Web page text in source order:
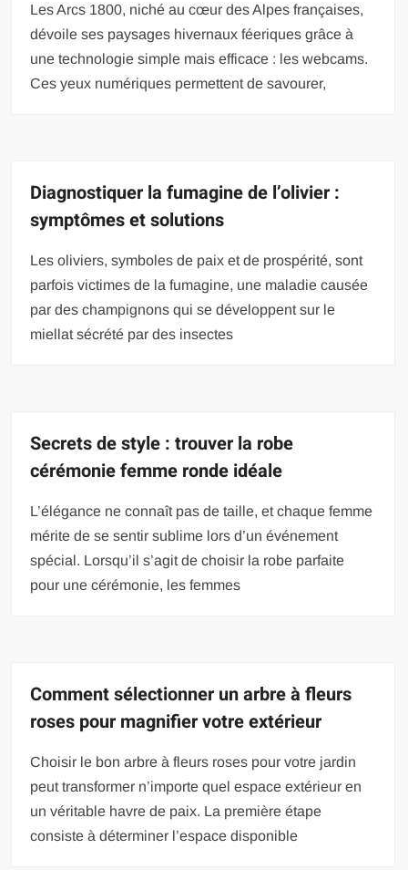
Les Arcs 1800, niché au cœur des Alpes françaises,
dévoile ses paysages hivernaux féeriques grâce à
une technologie simple mais efficace : les webcams.
Ces yeux numériques permettent de savourer,
Diagnostiquer la fumagine de l’olivier :
symptômes et solutions
Les oliviers, symboles de paix et de prospérité, sont
parfois victimes de la fumagine, une maladie causée
par des champignons qui se développent sur le
miellat sécrété par des insectes
Secrets de style : trouver la robe
cérémonie femme ronde idéale
L’élégance ne connaît pas de taille, et chaque femme
mérite de se sentir sublime lors d’un événement
spécial. Lorsqu’il s’agit de choisir la robe parfaite
pour une cérémonie, les femmes
Comment sélectionner un arbre à fleurs
roses pour magnifier votre extérieur
Choisir le bon arbre à fleurs roses pour votre jardin
peut transformer n’importe quel espace extérieur en
un véritable havre de paix. La première étape
consiste à déterminer l’espace disponible